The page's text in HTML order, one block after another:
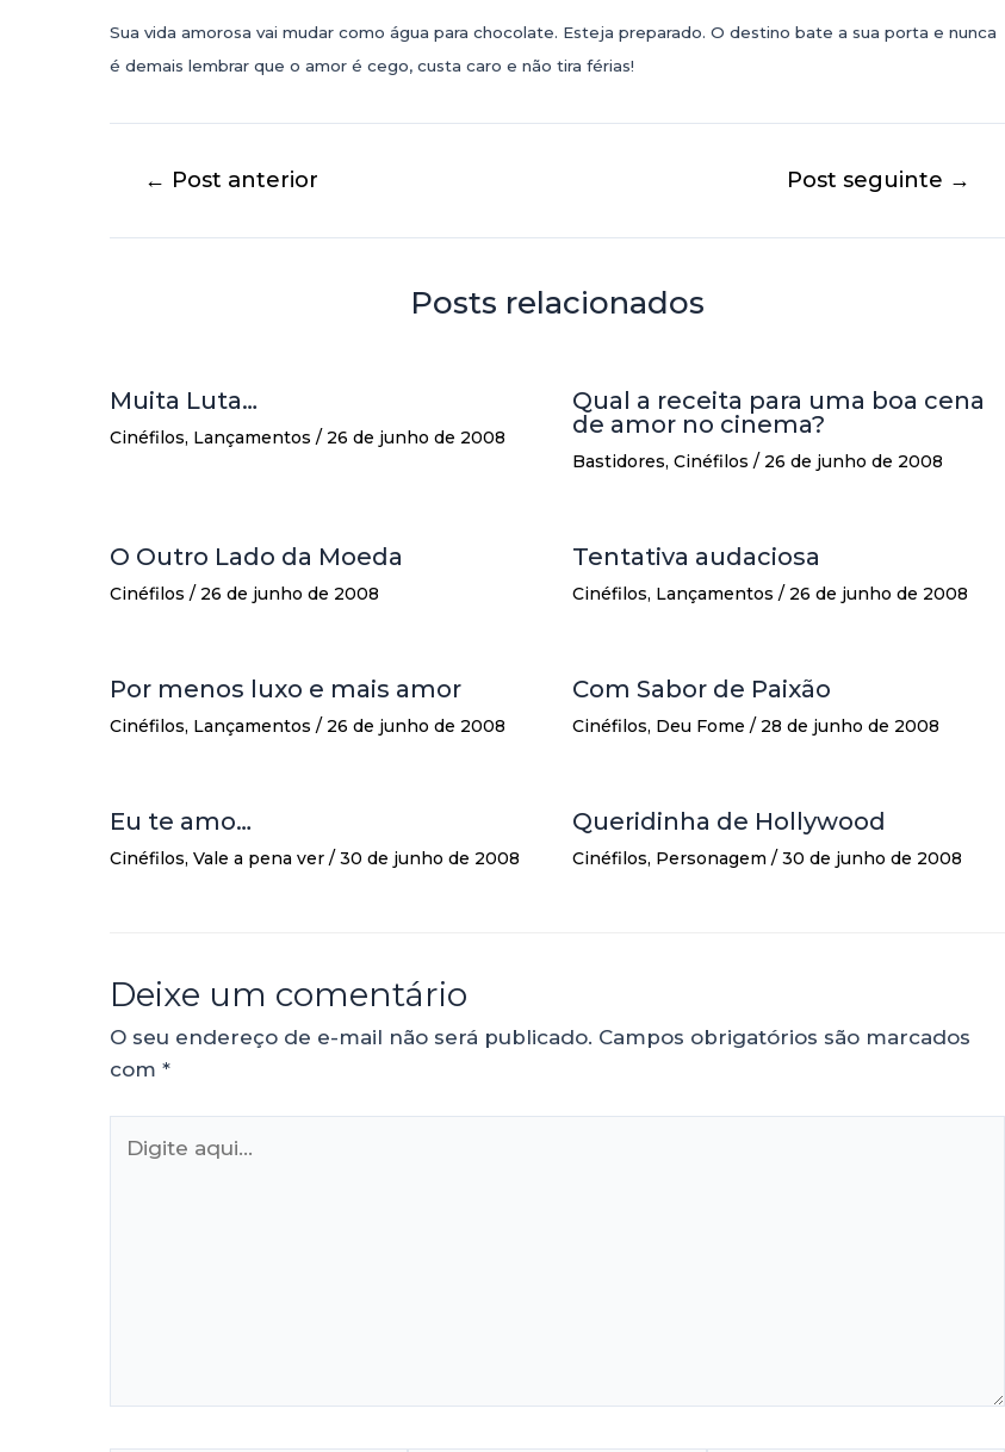
Sua vida amorosa vai mudar como água para chocolate. Esteja preparado. O destino bate a sua porta e nunca
é demais lembrar que o amor é cego, custa caro e não tira férias!
← Post anterior Post seguinte →
Posts relacionados
Muita Luta…
Cinéfilos, Lançamentos / 26 de junho de 2008
Qual a receita para uma boa cena
de amor no cinema?
Bastidores, Cinéfilos / 26 de junho de 2008
O Outro Lado da Moeda
Cinéfilos / 26 de junho de 2008
Tentativa audaciosa
Cinéfilos, Lançamentos / 26 de junho de 2008
Por menos luxo e mais amor
Cinéfilos, Lançamentos / 26 de junho de 2008
Com Sabor de Paixão
Cinéfilos, Deu Fome / 28 de junho de 2008
Eu te amo…
Cinéfilos, Vale a pena ver / 30 de junho de 2008
Queridinha de Hollywood
Cinéfilos, Personagem / 30 de junho de 2008
Deixe um comentário
O seu endereço de e-mail não será publicado. Campos obrigatórios são marcados
com *